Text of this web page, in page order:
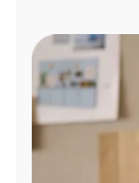
Administrar
cuenta
Encuentra
tienda